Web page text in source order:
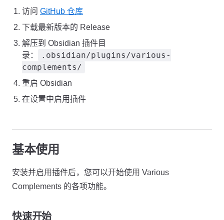
访问 GitHub 仓库
下载最新版本的 Release
解压到 Obsidian 插件目
录：
.obsidian/plugins/various-
complements/
重启 Obsidian
在设置中启用插件
基本使用
安装并启用插件后，您可以开始使用 Various
Complements 的各项功能。
快速开始